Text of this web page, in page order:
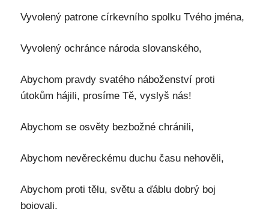
Vyvolený patrone církevního spolku Tvého jména,
Vyvolený ochránce národa slovanského,
Abychom pravdy svatého náboženství proti
útokům hájili, prosíme Tě, vyslyš nás!
Abychom se osvěty bezbožné chránili,
Abychom nevěreckému duchu času nehověli,
Abychom proti tělu, světu a ďáblu dobrý boj
bojovali,